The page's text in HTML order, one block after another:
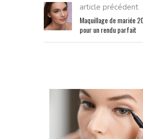
article précédent
Maquillage de mariée
pour un rendu parfait